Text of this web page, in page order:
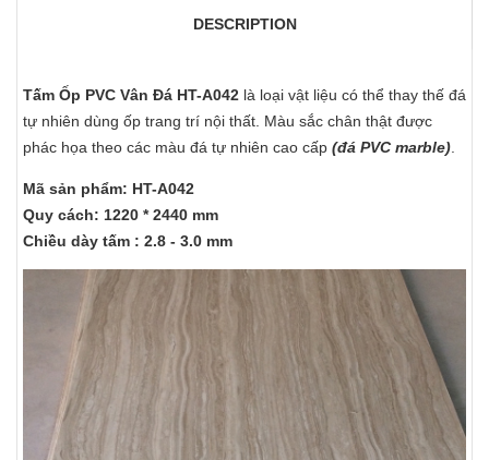
DESCRIPTION
Tấm Ốp PVC Vân Đá HT-A042 là loại vật liệu có thể thay thế đá
tự nhiên dùng ốp trang trí nội thất. Màu sắc chân thật được
phác họa theo các màu đá tự nhiên cao cấp (đá PVC marble)
Mã sản phẩm: HT-A042
Quy cách: 1220 * 2440 mm
Chiều dày tấm : 2.8 - 3.0 mm